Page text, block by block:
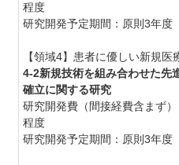
程度
研究開発予定期間：原則3年
【領域4】患者に優しい新規
4-2新規技術を組み合わせた先
確立に関する研究
研究開発費（間接経費含まず
程度
研究開発予定期間：原則3年